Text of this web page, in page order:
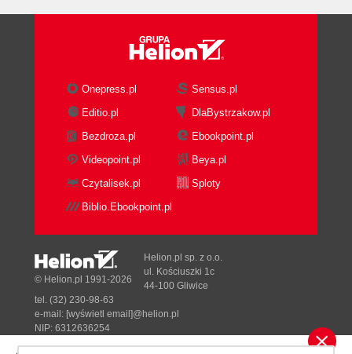
Onepress.pl
Sensus.pl
Editio.pl
DlaBystrzakow.pl
Bezdroza.pl
Ebookpoint.pl
Videopoint.pl
Beya.pl
Czytalisek.pl
Sploty
Biblio.Ebookpoint.pl
© Helion.pl 1991-2026
Helion.pl sp. z o.o.
ul. Kościuszki 1c
44-100 Gliwice
tel. (32) 230-98-63
e-mail: [wyświetl email]@helion.pl
NIP: 6312636254